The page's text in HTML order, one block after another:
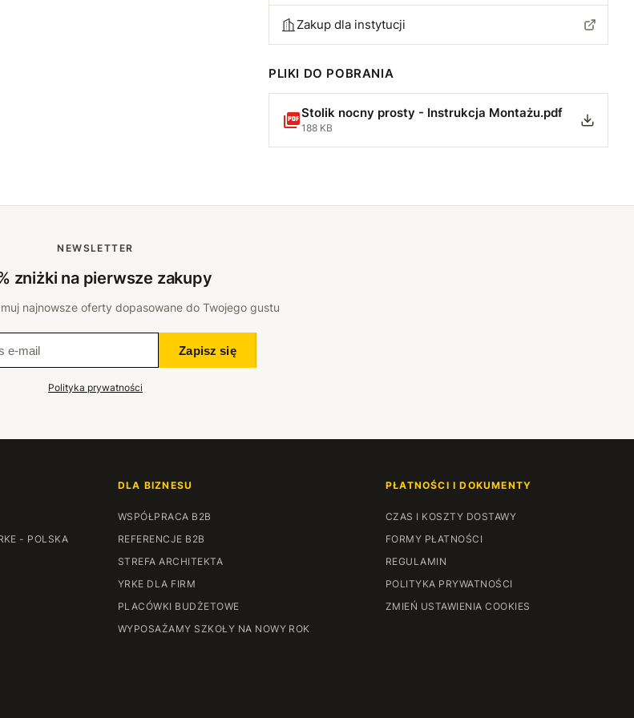
Zakup dla instytucji
PLIKI DO POBRANIA
Stolik nocny prosty - Instrukcja Montażu.pdf
188 KB
NEWSLETTER
zniżki na pierwsze zakupy
najnowsze oferty dopasowane do Twojego gustu
Zapisz się
Polityka prywatności
- POLSKA
DLA BIZNESU
WSPÓŁPRACA B2B
REFERENCJE B2B
STREFA ARCHITEKTA
YRKE DLA FIRM
PLACÓWKI BUDŻETOWE
WYPOSAŻAMY SZKOŁY NA NOWY ROK
PŁATNOŚCI I DOKUMENTY
CZAS I KOSZTY DOSTAWY
FORMY PŁATNOŚCI
REGULAMIN
POLITYKA PRYWATNOŚCI
ZMIEŃ USTAWIENIA COOKIES